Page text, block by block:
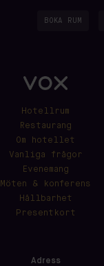
BOKA RUM
Hotellrum
Restaurang
Om hotellet
Vanliga frågor
Evenemang
Möten & konferens
Hållbarhet
Presentkort
Adress